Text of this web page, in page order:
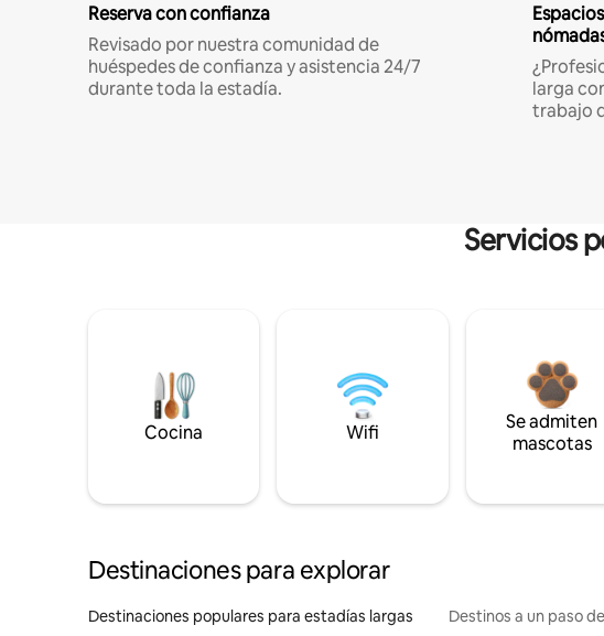
Reserva con confianza
Revisado por nuestra comunidad de
huéspedes de confianza y asistencia 24/7
durante toda la estadía.
larga
trabajo
Servicios
Cocina Wifi
Se admiten
mascotas
Destinaciones para explorar
Destinaciones populares para estadías largas Destinos a un paso